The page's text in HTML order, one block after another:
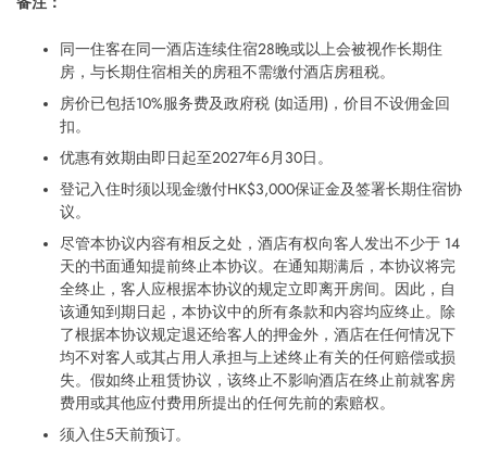
同一住客在同一酒店连续住宿28晚或以上会被视作长期住
房，与长期住宿相关的房租不需缴付酒店房租税。
房价已包括10%服务费及政府税 (如适用)，价目不设佣金回
扣。
优惠有效期由即日起至2027年6月30日。
登记入住时须以现金缴付HK$3,000保证金及签署长期住宿协
议。
尽管本协议内容有相反之处，酒店有权向客人发出不少于 14
天的书面通知提前终止本协议。在通知期满后，本协议将完
全终止，客人应根据本协议的规定立即离开房间。因此，自
该通知到期日起，本协议中的所有条款和内容均应终止。除
了根据本协议规定退还给客人的押金外，酒店在任何情况下
均不对客人或其占用人承担与上述终止有关的任何赔偿或损
失。假如终止租赁协议，该终止不影响酒店在终止前就客房
费用或其他应付费用所提出的任何先前的索赔权。
须入住5天前预订。